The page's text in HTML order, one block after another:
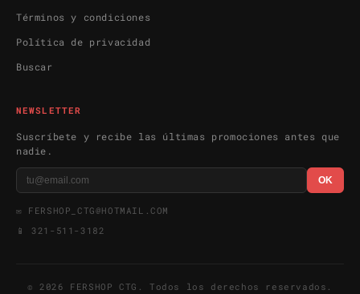
Términos y condiciones
Política de privacidad
Buscar
NEWSLETTER
Suscríbete y recibe las últimas promociones antes que
nadie.
OK
✉ FERSHOP_CTG@HOTMAIL.COM
📱321-511-3182
© 2026 FERSHOP CTG. Todos los derechos reservados.